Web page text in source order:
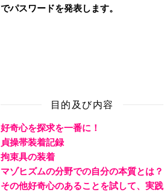
でパスワードを発表します。
目的及び内容
好奇心を探求を一番に！
貞操帯装着記録
拘束具の装着
マゾヒズムの分野での自分の本質とは？
その他好奇心のあることを試して、実践